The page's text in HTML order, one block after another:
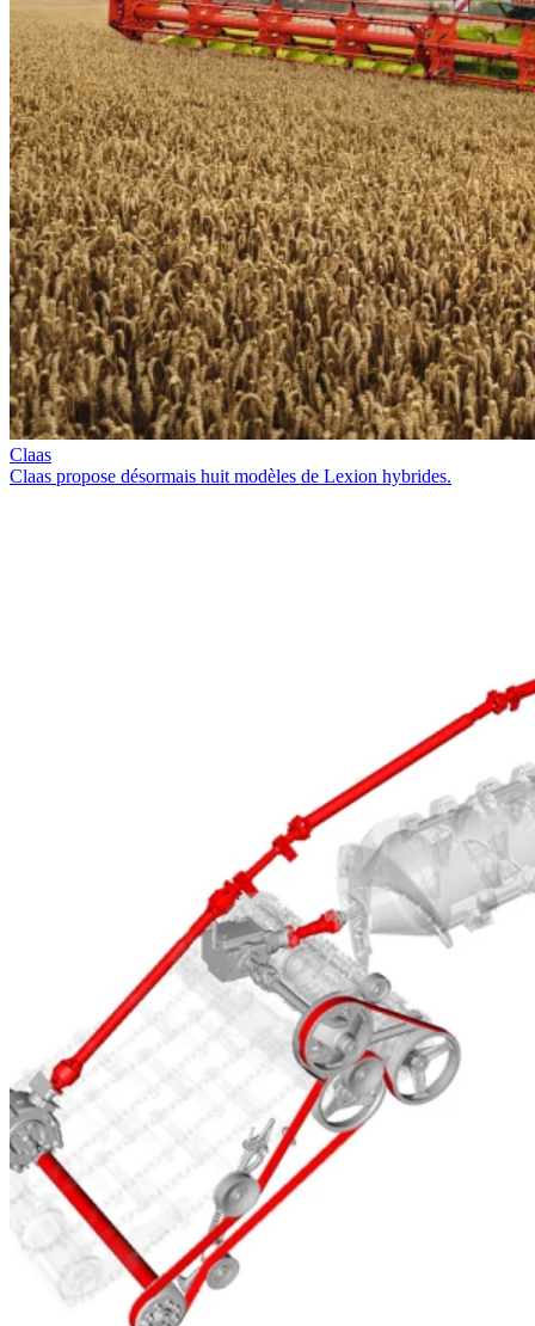
Claas
Claas propose désormais huit modèles de Lexion hybrides.